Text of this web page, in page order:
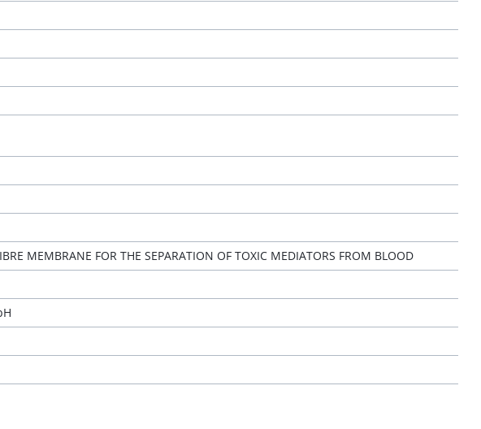
MEMBRANE FOR THE SEPARATION OF TOXIC MEDIATORS FROM BLOOD